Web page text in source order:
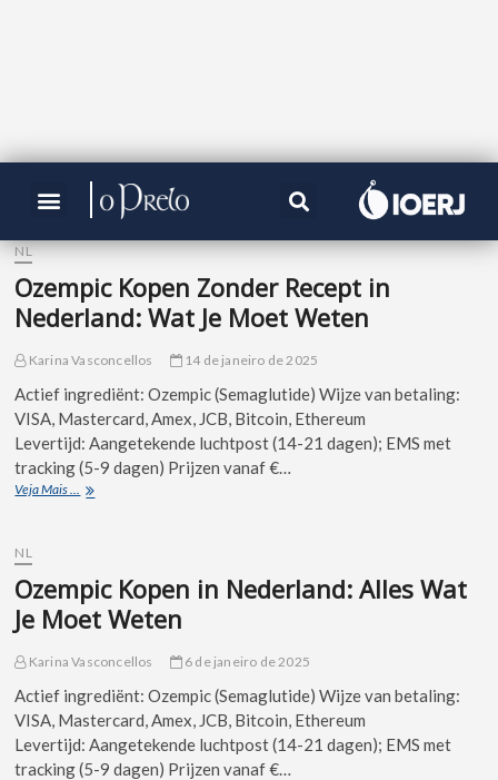
NL
Ozempic Kopen Zonder Recept in
Nederland: Wat Je Moet Weten
Karina Vasconcellos 14 de janeiro de 2025
Actief ingrediënt: Ozempic (Semaglutide) Wijze van betaling:
VISA, Mastercard, Amex, JCB, Bitcoin, Ethereum
Levertijd: Aangetekende luchtpost (14-21 dagen); EMS met
tracking (5-9 dagen) Prijzen vanaf €…
Veja Mais ...
NL
Ozempic Kopen in Nederland: Alles Wat
Je Moet Weten
Karina Vasconcellos 6 de janeiro de 2025
Actief ingrediënt: Ozempic (Semaglutide) Wijze van betaling:
VISA, Mastercard, Amex, JCB, Bitcoin, Ethereum
Levertijd: Aangetekende luchtpost (14-21 dagen); EMS met
tracking (5-9 dagen) Prijzen vanaf €…